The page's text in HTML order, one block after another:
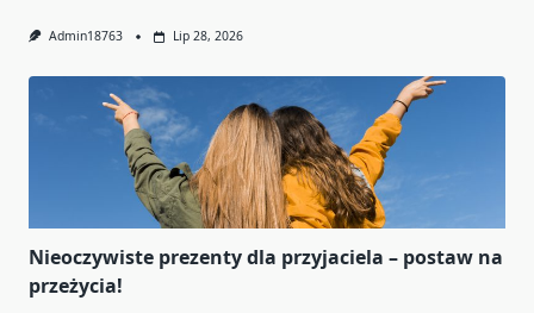
Admin18763 Lip 28, 2026
Nieoczywiste prezenty dla przyjaciela – postaw na
przeżycia!